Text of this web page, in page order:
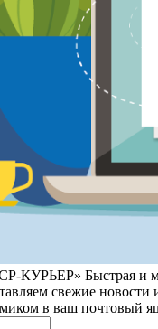
КУРЬЕР» Быстрая и
свежие новости
в ваш почтовый